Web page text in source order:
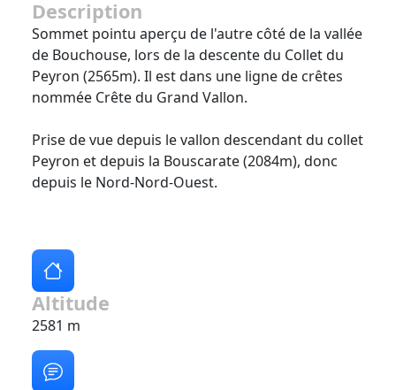
Description
Sommet pointu aperçu de l'autre côté de la vallée
de Bouchouse, lors de la descente du Collet du
Peyron (2565m). Il est dans une ligne de crêtes
nommée Crête du Grand Vallon.
Prise de vue depuis le vallon descendant du collet
Peyron et depuis la Bouscarate (2084m), donc
depuis le Nord-Nord-Ouest.
Altitude
2581 m